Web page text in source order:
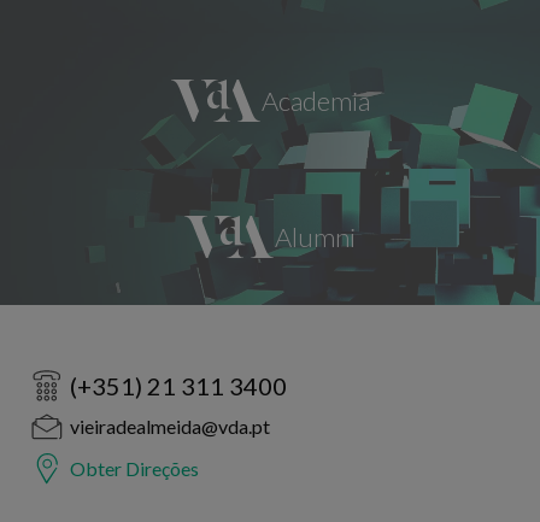
(+351) 21 311 3400
vieiradealmeida@vda.pt
Obter Direções